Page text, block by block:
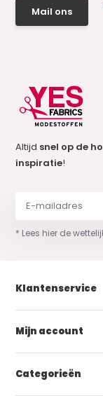
Mail ons
Altijd snel op de
inspiratie!
* Lees hier de
Klantenservice
Mijn account
Categorieën